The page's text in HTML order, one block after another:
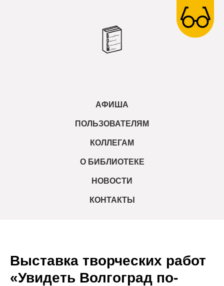
АФИША
ПОЛЬЗОВАТЕЛЯМ
КОЛЛЕГАМ
О БИБЛИОТЕКЕ
НОВОСТИ
КОНТАКТЫ
Выставка творческих работ
«Увидеть Волгоград по-